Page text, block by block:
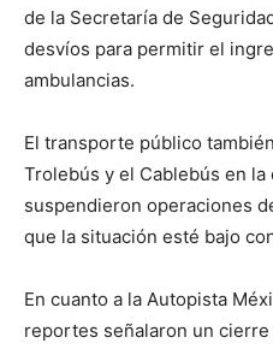
de la Secretaría de
desvíos para permitir el
ambulancias.
El transporte público
Trolebús y el Cablebús en la
suspendieron operaciones
que la situación esté bajo
En cuanto a la Autopista
reportes señalaron un